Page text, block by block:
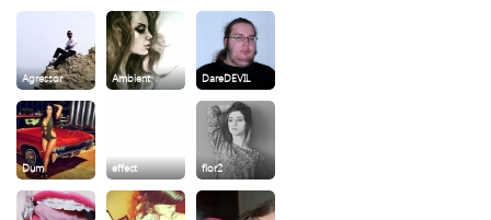
Agressor Ambient DareDEVIL
Dum effect flor2